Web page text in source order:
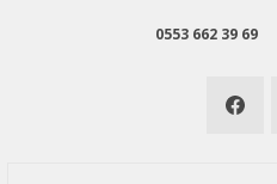
0553 662 39 69